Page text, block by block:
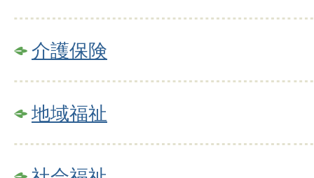
介護保険
地域福祉